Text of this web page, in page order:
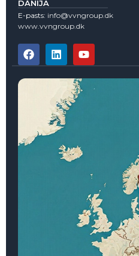
DĀNIJA
E-pasts: info@vvngroup.dk
www.vvngroup.dk